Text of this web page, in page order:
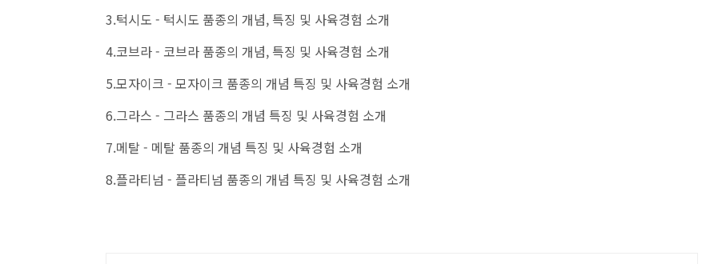
3.턱시도 - 턱시도 품종의 개념, 특징 및 사육경험 소개
4.코브라 - 코브라 품종의 개념, 특징 및 사육경험 소개
5.모자이크 - 모자이크 품종의 개념 특징 및 사육경험 소개
6.그라스 - 그라스 품종의 개념 특징 및 사육경험 소개
7.메탈 - 메탈 품종의 개념 특징 및 사육경험 소개
8.플라티넘 - 플라티넘 품종의 개념 특징 및 사육경험 소개